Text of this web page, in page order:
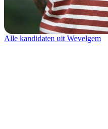
Alle kandidaten uit Wevelgem